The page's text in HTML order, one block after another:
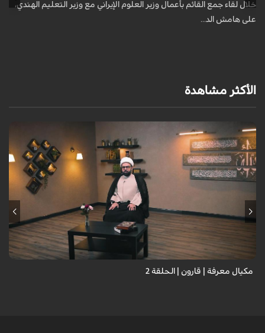
خلال لقاء جمع القائم بأعمال وزير العلوم الإيراني مع وزير التعليم الهندي،
على هامش الد...
الأكثر مشاهدة
مكيال معرفة | قارون | الحلقة 2